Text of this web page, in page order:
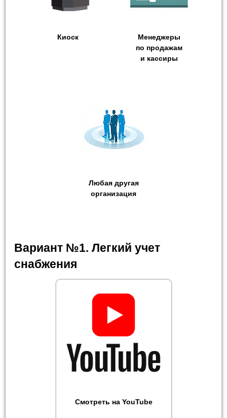
Киоск
Менеджеры
по продажам
и кассиры
Любая другая
организация
Вариант №1. Легкий учет
снабжения
Смотреть на YouTube